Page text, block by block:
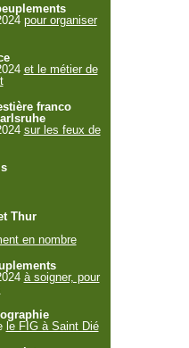
pour organiser
et le métier de
franco
sur les feux de
Thur
en nombre
à soigner, pour
le FIG à Saint Dié